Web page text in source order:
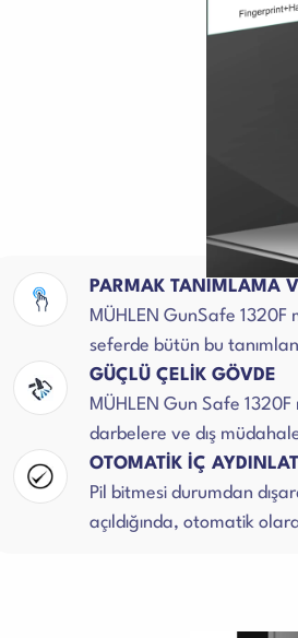
PARMAK TANIMLAMA
MÜHLEN GunSafe
seferde bütün bu
GÜÇLÜ ÇELİK GÖVDE
MÜHLEN Gun Safe
darbelere ve dış
OTOMATİK İÇ
Pil bitmesi durumdan
açıldığında, otomatik